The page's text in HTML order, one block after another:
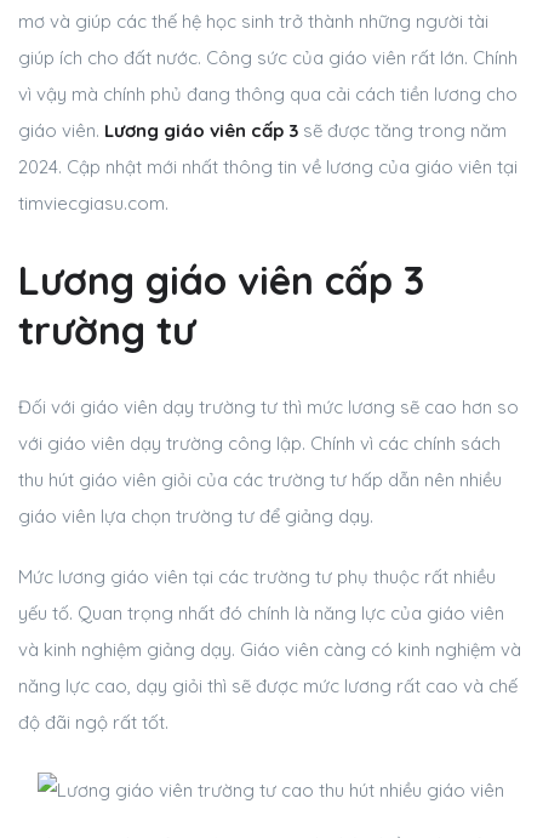
mơ và giúp các thế hệ học sinh trở thành những người tài
giúp ích cho đất nước. Công sức của giáo viên rất lớn. Chính
vì vậy mà chính phủ đang thông qua cải cách tiền lương cho
giáo viên. Lương giáo viên cấp 3 sẽ được tăng trong năm
2024. Cập nhật mới nhất thông tin về lương của giáo viên tại
timviecgiasu.com.
Lương giáo viên cấp 3
trường tư
Đối với giáo viên dạy trường tư thì mức lương sẽ cao hơn so
với giáo viên dạy trường công lập. Chính vì các chính sách
thu hút giáo viên giỏi của các trường tư hấp dẫn nên nhiều
giáo viên lựa chọn trường tư để giảng dạy.
Mức lương giáo viên tại các trường tư phụ thuộc rất nhiều
yếu tố. Quan trọng nhất đó chính là năng lực của giáo viên
và kinh nghiệm giảng dạy. Giáo viên càng có kinh nghiệm và
năng lực cao, dạy giỏi thì sẽ được mức lương rất cao và chế
độ đãi ngộ rất tốt.